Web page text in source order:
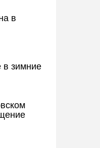
в
в зимние